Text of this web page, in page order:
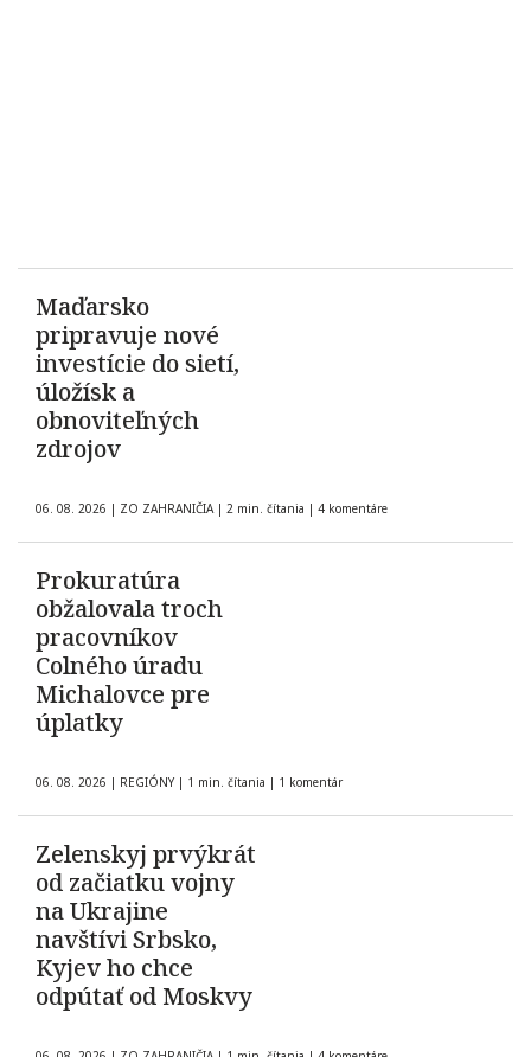
Maďarsko
pripravuje nové
investície do sietí,
úložísk a
obnoviteľných
zdrojov
06. 08. 2026 | ZO ZAHRANIČIA | 2 min. čítania | 4 komentáre
Prokuratúra
obžalovala troch
pracovníkov
Colného úradu
Michalovce pre
úplatky
06. 08. 2026 | REGIÓNY | 1 min. čítania | 1 komentár
Zelenskyj prvýkrát
od začiatku vojny
na Ukrajine
navštívi Srbsko,
Kyjev ho chce
odpútať od Moskvy